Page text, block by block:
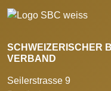
SCHWEIZERISCHER
VERBAND
Seilerstrasse 9